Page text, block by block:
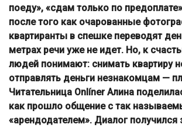
поеду», «сдам только по
после того как очарованные
квартиранты в спешке переводят
метрах речи уже не идет. Но, к
людей понимают: снимать квартиру
отправлять деньги незнакомцам —
Читательница Onlíner Алина
как прошло общение с так
«арендодателем». Диалог получился